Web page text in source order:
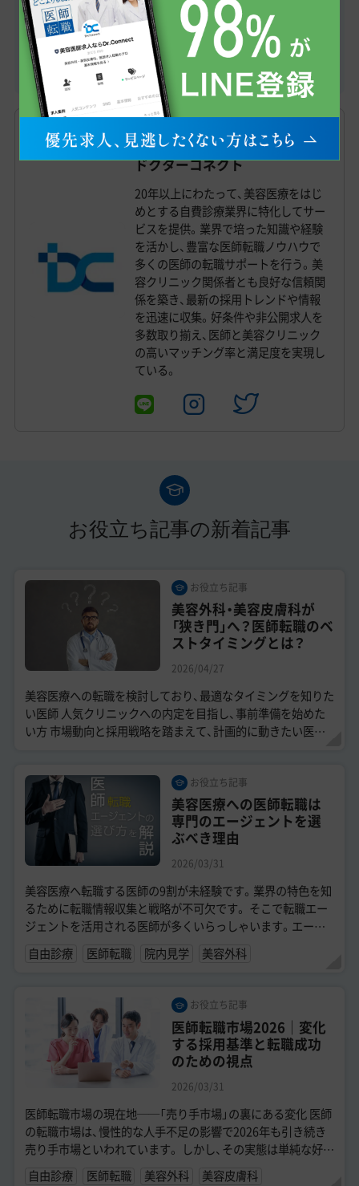
美容クリニック見学申込
この記事の監修者
ドクターコネクト
20年以上にわたって、美容医療をはじ
めとする自費診療業界に特化してサー
ビスを提供。業界で培った知識や経験
を活かし、豊富な医師転職ノウハウで
多くの医師の転職サポートを行う。美
容クリニック関係者とも良好な信頼関
係を築き、最新の採用トレンドや情報
を迅速に収集。好条件や非公開求人を
多数取り揃え、医師と美容クリニック
の高いマッチング率と満足度を実現し
ている。
お役立ち記事の新着記事
お役立ち記事
美容外科・美容皮膚科が
「狭き門」へ？医師転職のベ
ストタイミングとは？
2026/04/27
美容医療への転職を検討しており、最適なタイミングを知りた
い医師 人気クリニックへの内定を目指し、事前準備を始めた
い方 市場動向と採用戦略を踏まえて、計画的に動きたい医師
お役立ち記事
美容医療への医師転職は
専門のエージェントを選
ぶべき理由
2026/03/31
美容医療へ転職する医師の9割が未経験です。業界の特色を知
るために転職情報収集と戦略が不可欠です。 そこで転職エー
ジェントを活用される医師が多くいらっしゃいます。エージ
ェントに相談することでご自身の考...
自由診療 医師転職 院内見学 美容外科
お役立ち記事
医師転職市場2026｜変化
する採用基準と転職成功
のための視点
2026/03/31
医師転職市場の現在地──「売り手市場」の裏にある変化 医師
の転職市場は、慢性的な人手不足の影響で2026年も引き続き
売り手市場といわれています。 しかし、その実態は単純な好条
件の取り合いとはいえず...
自由診療 医師転職 美容外科 美容皮膚科